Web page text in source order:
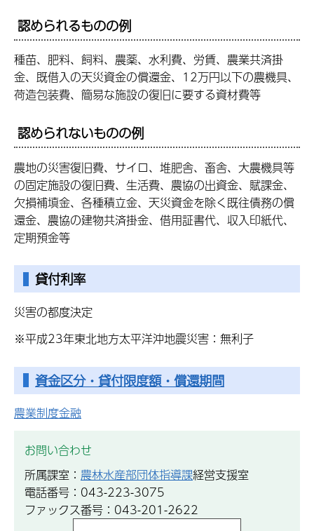
認められるものの例
種苗、肥料、飼料、農薬、水利費、労賃、農業共済掛
金、既借入の天災資金の償還金、12万円以下の農機具、
荷造包装費、簡易な施設の復旧に要する資材費等
認められないものの例
農地の災害復旧費、サイロ、堆肥舎、畜舎、大農機具等
の固定施設の復旧費、生活費、農協の出資金、賦課金、
欠損補填金、各種積立金、天災資金を除く既往債務の償
還金、農協の建物共済掛金、借用証書代、収入印紙代、
定期預金等
貸付利率
災害の都度決定
※平成23年東北地方太平洋沖地震災害：無利子
資金区分・貸付限度額・償還期間
農業制度金融
お問い合わせ
所属課室： 農林水産部団体指導課経営支援室
電話番号：043-223-3075
ファックス番号：043-201-2622